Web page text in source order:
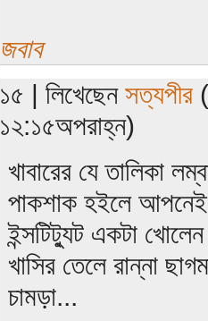
জবাব
১৫ | লিখেছেন সত্যপীর
১২:১৫অপরাহ্ন)
খাবারের যে তালিকা
পাকশাক হইলে আপনেই
ইন্সটিট্যুট একটা
খাসির তেলে রান্না
চামড়া...